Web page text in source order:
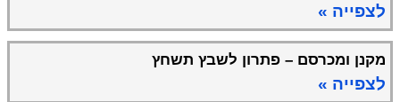
לצפייה »
מקנן ומכרסם – פתרון לשבץ תשחץ
לצפייה »